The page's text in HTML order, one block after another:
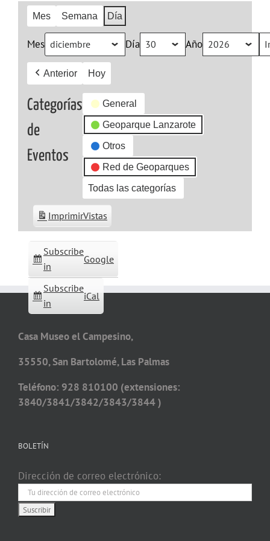
Mes Semana Día
Mes Día Año
Anterior Hoy
Categorías
de
Eventos
General
Geoparque Lanzarote
Otros
Red de Geoparques
Todas las categorías
Subscribe
in
Google
Subscribe
in
iCal
ImprimirVistas
Casa Museo el Campesino,
35550, San Bartolomé, Las Palmas
Teléfono: 928 810100 (extensiones:
3840/3841/3842/3843/3844 )
BOLETÍN
Dirección de correo electrónico: